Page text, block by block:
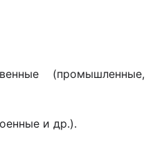
(промышленные,
и др.).